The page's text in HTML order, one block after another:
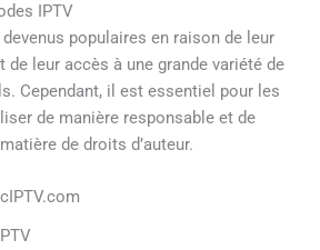
IPTV
populaires en raison de leur
leur accès à une grande variété de
Cependant, il est essentiel pour les
de manière responsable et de
de droits d’auteur.